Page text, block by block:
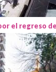
el regreso